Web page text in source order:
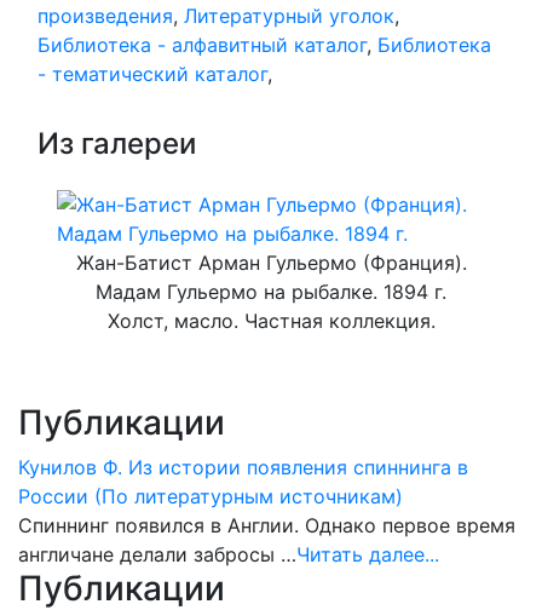
произведения, Литературный уголок,
Библиотека - алфавитный каталог, Библиотека
- тематический каталог,
Из галереи
Жан-Батист Арман Гульермо (Франция).
Мадам Гульермо на рыбалке. 1894 г.
Холст, масло. Частная коллекция.
Публикации
Кунилов Ф. Из истории появления спиннинга в
России (По литературным источникам)
Спиннинг появился в Англии. Однако первое время
англичане делали забросы …Читать далее...
Публикации